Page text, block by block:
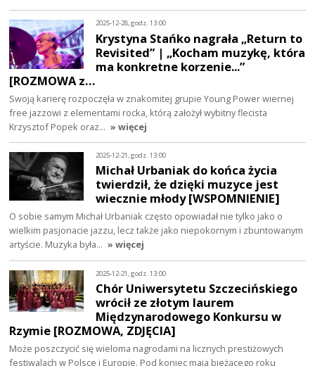
2025-12-28, godz. 13:00
Krystyna Stańko nagrała „Return to
Revisited” | „Kocham muzykę, która
ma konkretne korzenie...”
[ROZMOWA z…
Swoją karierę rozpoczęła w znakomitej grupie Young Power wiernej
free jazzowi z elementami rocka, którą założył wybitny flecista
Krzysztof Popek oraz… » więcej
2025-12-21, godz. 13:00
Michał Urbaniak do końca życia
twierdził, że dzięki muzyce jest
wiecznie młody [WSPOMNIENIE]
O sobie samym Michał Urbaniak często opowiadał nie tylko jako o
wielkim pasjonacie jazzu, lecz także jako niepokornym i zbuntowanym
artyście. Muzyka była… » więcej
2025-12-21, godz. 13:00
Chór Uniwersytetu Szczecińskiego
wrócił ze złotym laurem
Międzynarodowego Konkursu w
Rzymie [ROZMOWA, ZDJĘCIA]
Może poszczycić się wieloma nagrodami na licznych prestiżowych
festiwalach w Polsce i Europie. Pod koniec maja bieżącego roku